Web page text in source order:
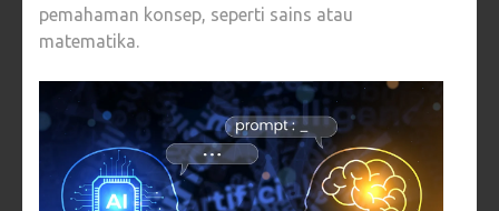
pemahaman konsep, seperti sains atau
matematika.